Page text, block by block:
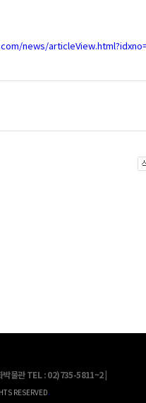
news/
박물관 TEL : 02)735-5811~2 |
RESERVED.